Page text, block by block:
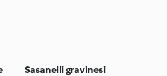
Sasanelli gravinesi